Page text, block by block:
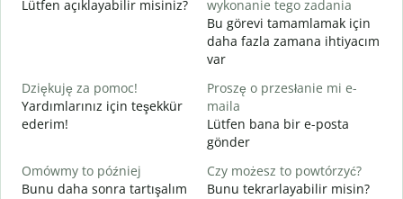
Lütfen açıklayabilir misiniz?
wykonanie tego zadania
Bu görevi tamamlamak için
daha fazla zamana ihtiyacım
var
Dziękuję za pomoc!
Yardımlarınız için teşekkür
ederim!
Proszę o przesłanie mi e-
maila
Lütfen bana bir e-posta
gönder
Omówmy to później
Bunu daha sonra tartışalım
Czy możesz to powtórzyć?
Bunu tekrarlayabilir misin?